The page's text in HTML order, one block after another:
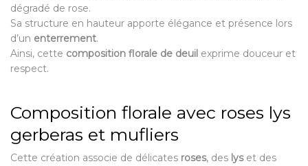
dégradé de rose.
Sa structure en hauteur apporte élégance et présence lors
d’un enterrement.
Ainsi, cette composition florale de deuil exprime douceur et
respect.
Composition florale avec roses lys
gerberas et mufliers
Cette création associe de délicates roses, des lyset des